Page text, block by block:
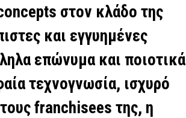
στον κλάδο της
και εγγυημένες
επώνυμα και ποιοτικά
τεχνογνωσία, ισχυρό
franchisees της, η